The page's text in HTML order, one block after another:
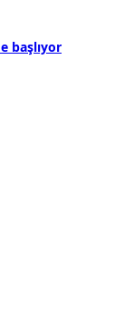
başlıyor